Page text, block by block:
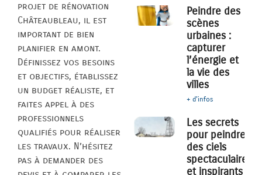
projet de rénovation
Châteaubleau, il est
important de bien
planifier en amont.
Définissez vos besoins
et objectifs, établissez
un budget réaliste, et
faites appel à des
professionnels
qualifiés pour réaliser
les travaux. N’hésitez
pas à demander des
Peindre des
scènes
urbaines :
capturer
l’énergie et
la vie des
villes
+ d'infos
Les secrets
pour peindre
des ciels
spectaculaires
et inspirants